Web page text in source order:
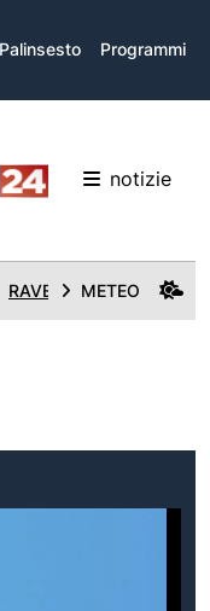
Palinsesto Programmi
notizie
RAVENNA CRONACA
METEO